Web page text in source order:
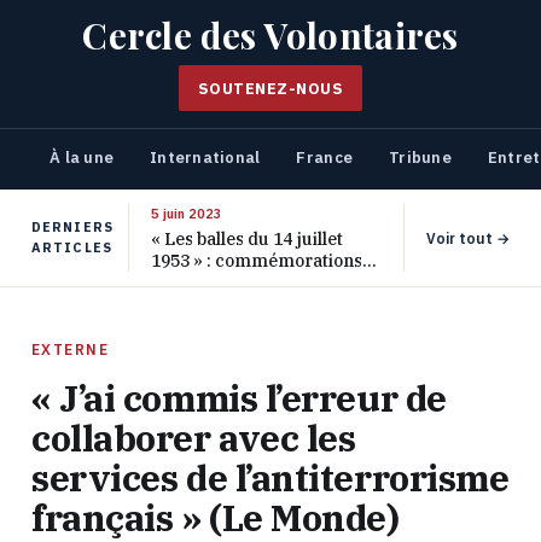
Cercle des Volontaires
SOUTENEZ-NOUS
À la une International France Tribune
DERNIERS
ARTICLES
5 juin 2023
« Les balles du 14 juillet
1953 » : commémorations
pour les 70 ans de ce
Voir tout →
EXTERNE
« J’ai commis l’erreur de
collaborer avec les
services de l’antiterrorisme
français » (Le Monde)